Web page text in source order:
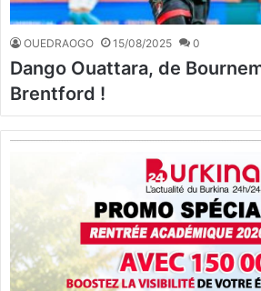
OUEDRAOGO 15/08/2025 0
Dango Ouattara, de
Brentford !